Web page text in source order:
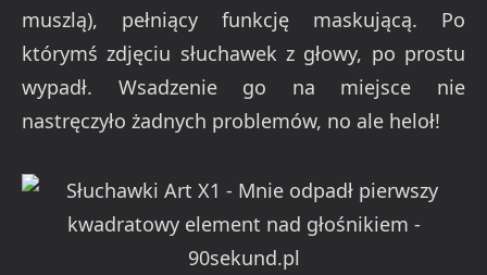
muszlą), pełniący funkcję maskującą. Po
którymś zdjęciu słuchawek z głowy, po prostu
wypadł. Wsadzenie go na miejsce nie
nastręczyło żadnych problemów, no ale heloł!